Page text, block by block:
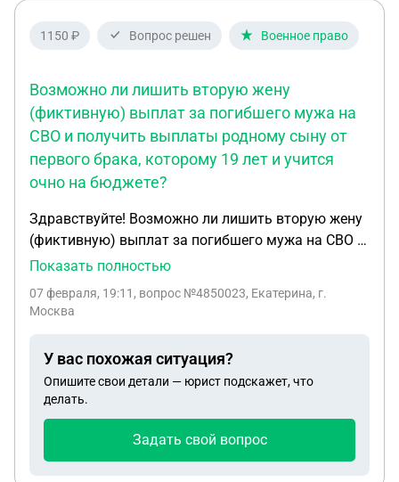
1150 ₽ Вопрос решен Военное право
Возможно ли лишить вторую жену
(фиктивную) выплат за погибшего мужа на
СВО и получить выплаты родному сыну от
первого брака, которому 19 лет и учится
очно на бюджете?
Здравствуйте! Возможно ли лишить вторую жену
(фиктивную) выплат за погибшего мужа на СВО и
получить выплаты родному сыну от первого
бюджете? Военнослужащий (погибший)
во время отбывания срока мужа вела
неподобающий образ жизни, заводила отношения
с другими мужчинами, были приводы в полицию,
не работает, и возможно принимала запрещенные
препараты в виде наркотических инъекций. На
Показать полностью
07 февраля, 19:11 , вопрос №4850023, Екатерина, г.
Москва
У вас похожая ситуация?
Опишите свои детали — юрист подскажет, что
делать.
Задать свой вопрос